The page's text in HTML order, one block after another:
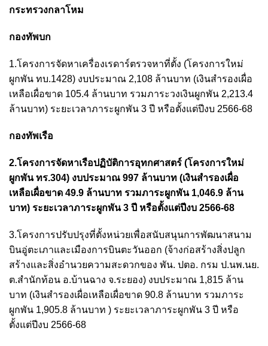
กระทรวงกลาโหม
กองทัพบก
1.โครงการจัดหาเครื่องเรดาร์ตรวจหาที่ตั้ง (โครงการใหม่
ผูกพัน ทบ.1428) งบประมาณ 2,108 ล้านบาท (เงินสำรองเผื่อ
เหลือเผื่อขาด 105.4 ล้านบาท รวมภาระวงเงินผูกพัน 2,213.4
ล้านบาท) ระยะเวลาภาระผูกพัน 3 ปี หรือตั้งแต่ปีงบ 2566-68
กองทัพเรือ
2.โครงการจัดหาเรือปฏิบัติการอุทกศาสตร์ (โครงการใหม่
ผูกพัน ทร.304) งบประมาณ 997 ล้านบาท (เงินสำรองเผื่อ
เหลือเผื่อขาด 49.9 ล้านบาท รวมภาระผูกพัน 1,046.9 ล้าน
บาท) ระยะเวลาภาระผูกพัน 3 ปี หรือตั้งแต่ปีงบ 2566-68
3.โครงการปรับปรุงที่ตั้งหน่วยเพื่อสนับสนุนการพัฒนาสนาม
บินอู่ตะเภาและเมืองการบินตะวันออก (จ้างก่อสร้างสิ่งปลูก
สร้างและสิ่งอำนวยความสะดวกของ พัน. ปตอ. กรม ป.นพ.นย.
ต.สำนักท้อน อ.บ้านฉาง จ.ระยอง) งบประมาณ 1,815 ล้าน
บาท (เงินสำรองเผื่อเหลือเผื่อขาด 90.8 ล้านบาท รวมภาระ
ผูกพัน 1,905.8 ล้านบาท ) ระยะเวลาภาระผูกพัน 3 ปี หรือ
ตั้งแต่ปีงบ 2566-68